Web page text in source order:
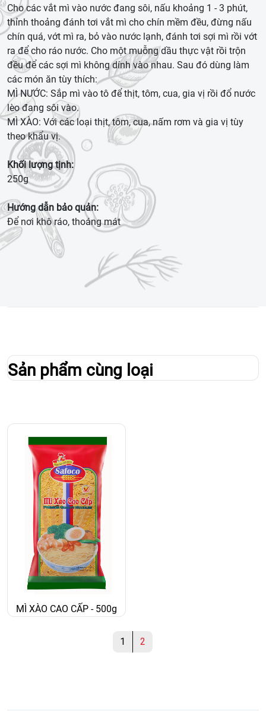
Cho các vắt mì vào nước đang sôi, nấu khoảng 1 - 3 phút,
thỉnh thoảng đánh tơi vắt mì cho chín mềm đều, đừng nấu
chín quá, vớt mì ra, bỏ vào nước lạnh, đánh tơi sợi mì rồi vớt
ra để cho ráo nước. Cho một muỗng dầu thực vật rồi trộn
đều để các sợi mì không dính vào nhau. Sau đó dùng làm
các món ăn tùy thích:
MÌ NƯỚC: Sắp mì vào tô để thịt, tôm, cua, gia vị rồi đổ nước
lèo đang sôi vào.
MÌ XÀO: Với các loại thịt, tôm, cua, nấm rơm và gia vị tùy
theo khẩu vị.
Khối lượng tịnh:
250g
Hướng dẫn bảo quản:
Để nơi khô ráo, thoáng mát
Sản phẩm cùng loại
MÌ XÀO CAO CẤP - 500g
1 2